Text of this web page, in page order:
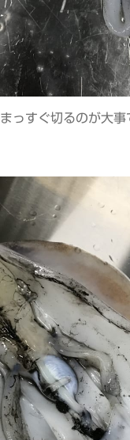
まっすぐ切るのが大事